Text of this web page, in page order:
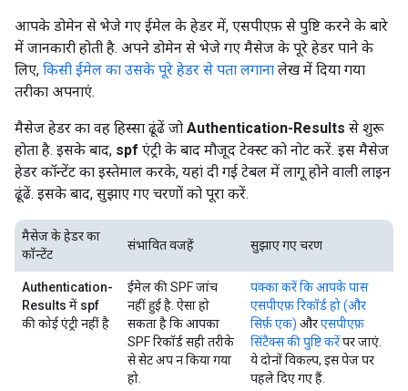
आपके डोमेन से भेजे गए ईमेल के हेडर में, एसपीएफ़ से पुष्टि करने के बारे
में जानकारी होती है. अपने डोमेन से भेजे गए मैसेज के पूरे हेडर पाने के
लिए, किसी ईमेल का उसके पूरे हेडर से पता लगाना लेख में दिया गया
तरीका अपनाएं.
मैसेज हेडर का वह हिस्सा ढूंढें जो Authentication-Results से शुरू
होता है. इसके बाद, spf एंट्री के बाद मौजूद टेक्स्ट को नोट करें. इस मैसेज
हेडर कॉन्टेंट का इस्तेमाल करके, यहां दी गई टेबल में लागू होने वाली लाइन
ढूंढें. इसके बाद, सुझाए गए चरणों को पूरा करें.
मैसेज के हेडर का
कॉन्टेंट
संभावित वजहें सुझाए गए चरण
Authentication-
Results में spf
की कोई एंट्री नहीं है
ईमेल की SPF जांच
नहीं हुई है. ऐसा हो
सकता है कि आपका
SPF रिकॉर्ड सही तरीके
से सेट अप न किया गया
हो.
पक्का करें कि आपके पास
एसपीएफ़ रिकॉर्ड हो (और
सिर्फ़ एक) औरएसपीएफ़
सिंटैक्स की पुष्टि करेंपर जाएं.
ये दोनों विकल्प, इस पेज पर
पहले दिए गए हैं.